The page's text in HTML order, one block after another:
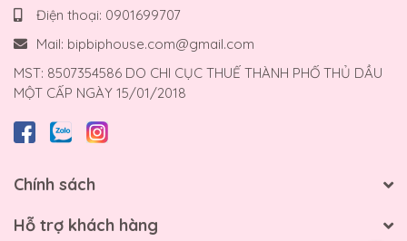
Điện thoại: 0901699707
Mail: bipbiphouse.com@gmail.com
MST: 8507354586 DO CHI CỤC THUẾ THÀNH PHỐ THỦ DẦU
MỘT CẤP NGÀY 15/01/2018
Chính sách
Hỗ trợ khách hàng